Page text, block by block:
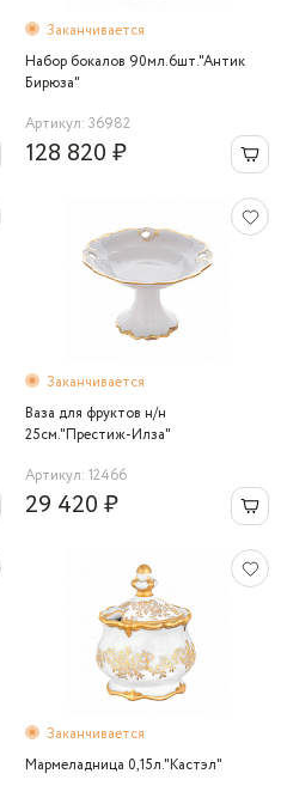
Заканчивается
Набор бокалов 90мл.6шт."Антик
Бирюза"
Артикул: 36982
128 820 ₽
Заканчивается
Ваза для фруктов н/н
25см."Престиж-Илза"
Артикул: 12466
29 420 ₽
Заканчивается
Мармеладница 0,15л."Кастэл"